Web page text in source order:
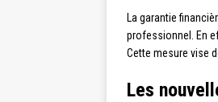
La garantie
professionnel. En
Cette mesure vise
Les